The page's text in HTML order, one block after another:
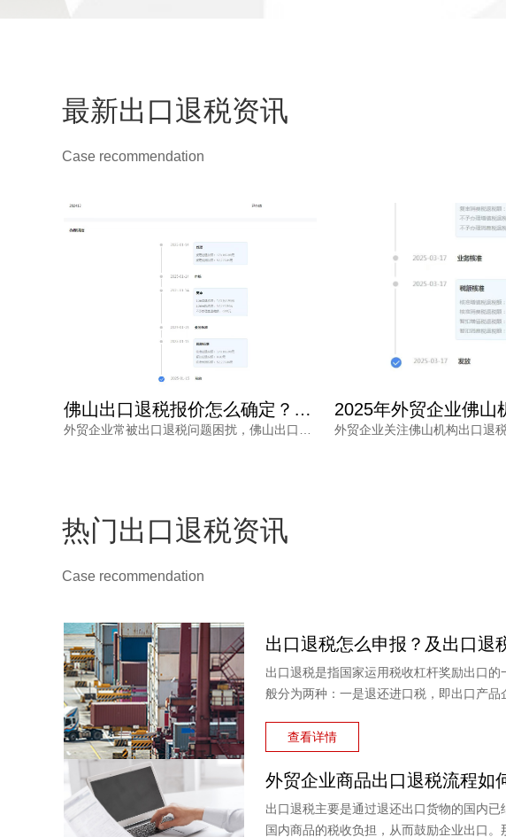
最新出口退税资讯
Case recommendation
2025年外贸企业佛山机构出口退税报价多少？选错白花钱
热门出口退税资讯
Case recommendation
出口退税是指国家运用税收杠杆奖励出口的
般分为两种：一是退还进口税，即出口产品
税。查看详情
出口退税主要是通过退还出口货物的国内已
国内商品的税收负担，从而鼓励企业出口。